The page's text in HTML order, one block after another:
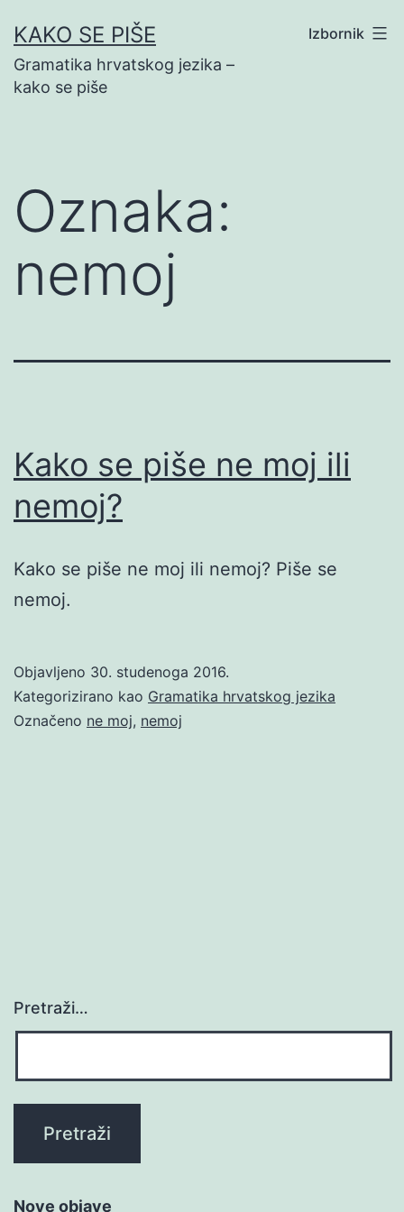
na
sadržaj
KAKO SE PIŠE
Gramatika hrvatskog jezika –
kako se piše
Izbornik
Oznaka:
nemoj
Kako se piše ne moj ili
nemoj?
Kako se piše ne moj ili nemoj? Piše se
nemoj.
Objavljeno 30. studenoga 2016.
Kategorizirano kao Gramatika hrvatskog jezika
Označeno ne moj, nemoj
Pretraži…
Nove objave